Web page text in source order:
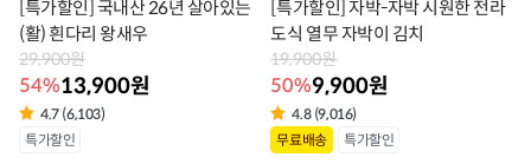
[특가할인] 국내산 26년 살아있는
(활) 흰다리 왕새우
29,900원
54%13,900원
4.7 (6,103)
상
특가할인
[특가할인] 자박-자박 시원한 전라
도식 열무 자박이 김치
19,900원
50%9,900원
4.8 (9,016)
상
무료배송 특가할인